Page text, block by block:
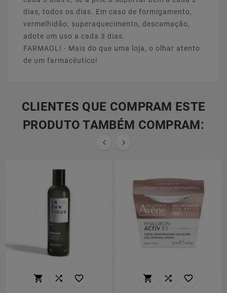
dias, todos os dias. Em caso de formigamento,
vermelhidão, superaquecimento, descamação,
adote um uso a cada 3 dias.
FARMAOLI - Mais do que uma loja, o olhar atento
de um farmacêutico!
CLIENTES QUE COMPRAM ESTE
PRODUTO TAMBÉM COMPRAM:
 
     